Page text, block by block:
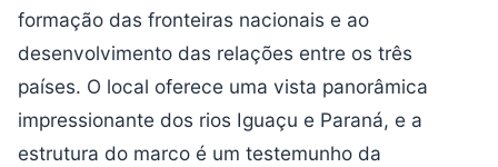
formação das fronteiras nacionais e ao
desenvolvimento das relações entre os três
países. O local oferece uma vista panorâmica
impressionante dos rios Iguaçu e Paraná, e a
estrutura do marco é um testemunho da